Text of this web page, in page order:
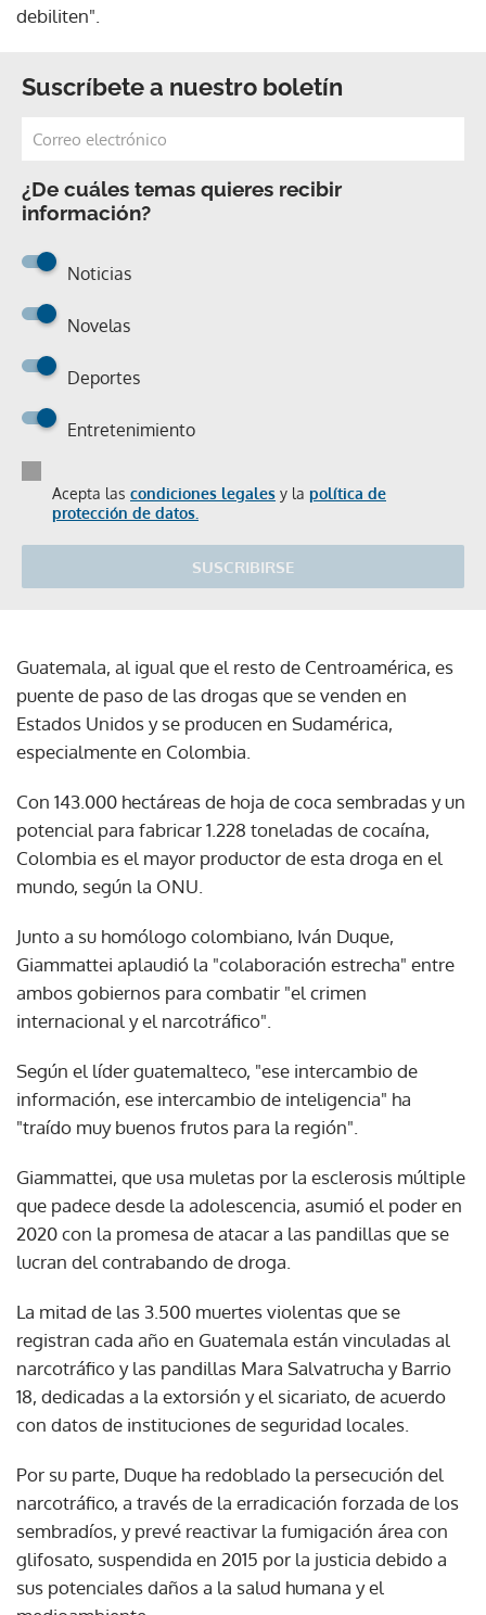
debiliten".
Suscríbete a nuestro boletín
¿De cuáles temas quieres recibir
información?
Noticias
Novelas
Deportes
Entretenimiento
Acepta las condiciones legales y la política de
protección de datos.
SUSCRIBIRSE
Guatemala, al igual que el resto de Centroamérica, es
puente de paso de las drogas que se venden en
Estados Unidos y se producen en Sudamérica,
especialmente en Colombia.
Con 143.000 hectáreas de hoja de coca sembradas y un
potencial para fabricar 1.228 toneladas de cocaína,
Colombia es el mayor productor de esta droga en el
mundo, según la ONU.
Junto a su homólogo colombiano, Iván Duque,
Giammattei aplaudió la "colaboración estrecha" entre
ambos gobiernos para combatir "el crimen
internacional y el narcotráfico".
Según el líder guatemalteco, "ese intercambio de
información, ese intercambio de inteligencia" ha
"traído muy buenos frutos para la región".
Giammattei, que usa muletas por la esclerosis múltiple
que padece desde la adolescencia, asumió el poder en
2020 con la promesa de atacar a las pandillas que se
lucran del contrabando de droga.
La mitad de las 3.500 muertes violentas que se
registran cada año en Guatemala están vinculadas al
narcotráfico y las pandillas Mara Salvatrucha y Barrio
18, dedicadas a la extorsión y el sicariato, de acuerdo
con datos de instituciones de seguridad locales.
Por su parte, Duque ha redoblado la persecución del
narcotráfico, a través de la erradicación forzada de los
sembradíos, y prevé reactivar la fumigación área con
glifosato, suspendida en 2015 por la justicia debido a
sus potenciales daños a la salud humana y el